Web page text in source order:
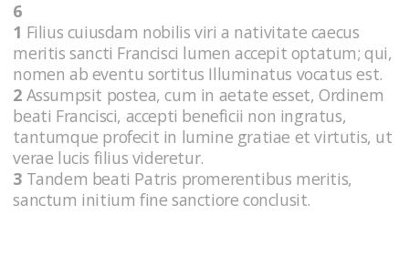
6
1 Filius cuiusdam nobilis viri a nativitate caecus
meritis sancti Francisci lumen accepit optatum; qui,
nomen ab eventu sortitus Illuminatus vocatus est.
2 Assumpsit postea, cum in aetate esset, Ordinem
beati Francisci, accepti beneficii non ingratus,
tantumque profecit in lumine gratiae et virtutis, ut
verae lucis filius videretur.
3 Tandem beati Patris promerentibus meritis,
sanctum initium fine sanctiore conclusit.